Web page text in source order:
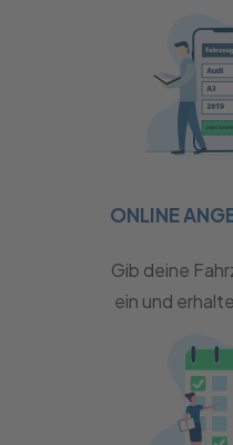
ONLINE
Gib deine
ein und